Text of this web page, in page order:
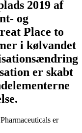
2019 af
og
Place to
i kølvandet
er skabt